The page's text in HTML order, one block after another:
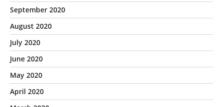
September 2020
August 2020
July 2020
June 2020
May 2020
April 2020